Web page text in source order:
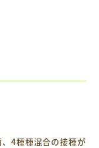
4種種混合の接種が